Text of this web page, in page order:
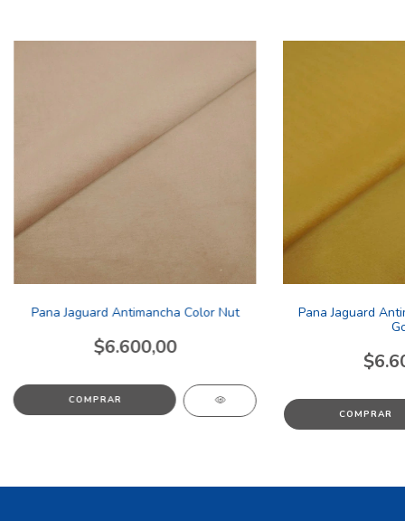
Pana Jaguard Antimancha Color Nut
$6.600,00
COMPRAR
Pana Jaguard
COMPRAR